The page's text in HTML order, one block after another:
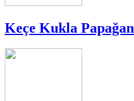
Keçe Kukla Papağan